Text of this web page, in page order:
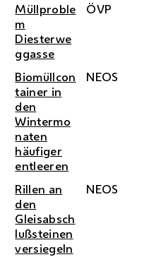
Müllproble
m
Diesterwe
ggasse
ÖVP
Biomüllcon
tainer in
den
Wintermo
naten
häufiger
entleeren
NEOS
Rillen an
den
Gleisabsch
lußsteinen
versiegeln
NEOS